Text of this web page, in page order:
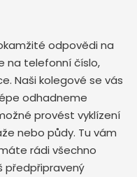
odpovědi na
na telefonní číslo,
Naši kolegové se vás
odhadneme
provést vyklízení
nebo půdy. Tu vám
rádi všechno
předpřipravený